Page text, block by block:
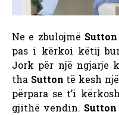
Ne e zbulojmë Sutton
pas i kërkoi këtij
Jork për një ngjarje
tha Sutton të kesh
përpara se t’i
gjithë vendin. Sutton